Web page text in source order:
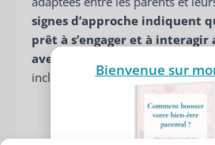
signes d’approche indiquent
prêt à s’engager et à interagir
avec son environnement.
Ces
inclure :
Le regard fixe : bébé est
prêt à interagir.
Bienvenue sur